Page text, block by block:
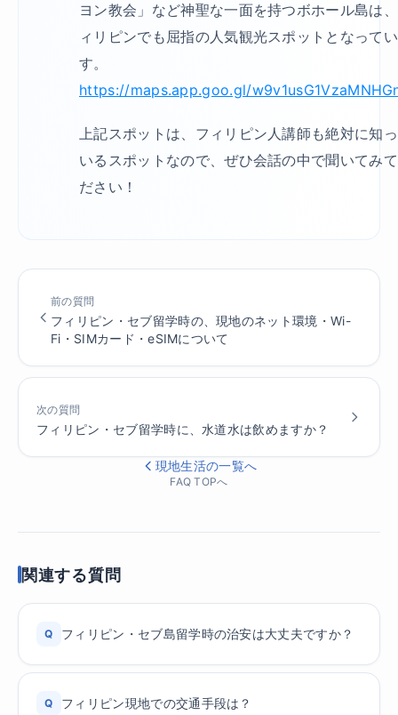
ヨン教会」など神聖な一面を持つボホール島は
ィリピンでも屈指の人気観光スポットとなって
す。
https://maps.app.goo.gl/
上記スポットは、フィリピン人講師も絶対に知
いるスポットなので、ぜひ会話の中で聞いてみ
ださい！
前の質問
フィリピン・セブ留学時の、現地のネット環境・Wi-
Fi・SIMカード・eSIMについて
次の質問
フィリピン・セブ留学時に、水道水は飲めますか？
現地生活の一覧へ
FAQ TOPへ
関連する質問
Q フィリピン・セブ島留学時の治安は大丈夫ですか？
Q フィリピン現地での交通手段は？